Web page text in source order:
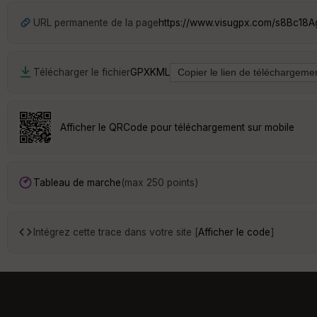
URL permanente de la pagehttps://www.visugpx.com/
Télécharger le fichierGPXKML
Afficher le QRCode pour téléchargement sur mobile
Tableau de marche(max 250 points)
Intégrez cette trace dans votre site [Afficher le code]